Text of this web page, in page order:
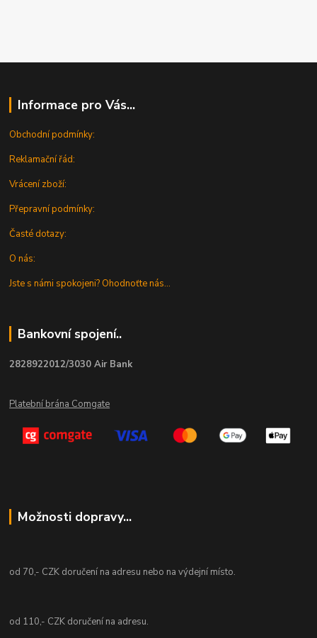
Informace pro Vás...
Obchodní podmínky:
Reklamační řád:
Vrácení zboží:
Přepravní podmínky:
Časté dotazy:
O nás:
Jste s námi spokojeni? Ohodnoťte nás...
Bankovní spojení..
2828922012/3030 Air Bank
Platební brána Comgate
Možnosti dopravy...
od 70,- CZK doručení na adresu nebo na výdejní místo.
od 110,- CZK doručení na adresu.